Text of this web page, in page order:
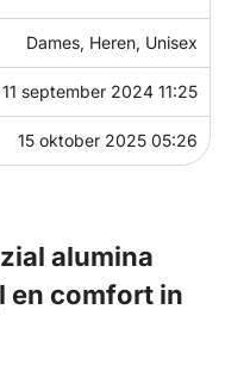
Dames, Heren, Unisex
11 september 2024 11:25
15 oktober 2025 05:26
alumina
en comfort in